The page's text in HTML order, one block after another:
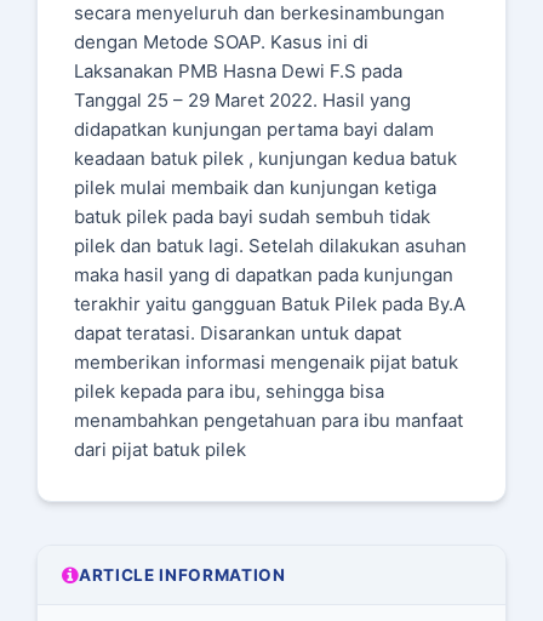
secara menyeluruh dan berkesinambungan
dengan Metode SOAP. Kasus ini di
Laksanakan PMB Hasna Dewi F.S pada
Tanggal 25 – 29 Maret 2022. Hasil yang
didapatkan kunjungan pertama bayi dalam
keadaan batuk pilek , kunjungan kedua batuk
pilek mulai membaik dan kunjungan ketiga
batuk pilek pada bayi sudah sembuh tidak
pilek dan batuk lagi. Setelah dilakukan asuhan
maka hasil yang di dapatkan pada kunjungan
terakhir yaitu gangguan Batuk Pilek pada By.A
dapat teratasi. Disarankan untuk dapat
memberikan informasi mengenaik pijat batuk
pilek kepada para ibu, sehingga bisa
menambahkan pengetahuan para ibu manfaat
dari pijat batuk pilek
ARTICLE INFORMATION